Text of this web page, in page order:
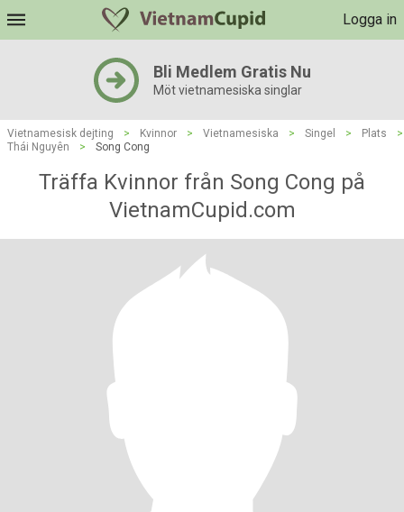
Logga in
Bli Medlem Gratis Nu
Möt vietnamesiska singlar
Vietnamesisk dejting > Kvinnor > Vietnamesiska > Singel > Plats
>
Thái Nguyên
> Song Cong
Träffa Kvinnor från Song Cong på
VietnamCupid.com